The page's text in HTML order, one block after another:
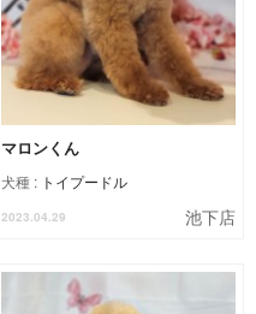
マロンくん
犬種 : トイプードル
2023.04.29 池下店